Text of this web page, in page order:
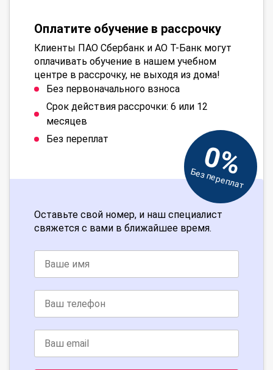
Оплатите обучение в рассрочку
Клиенты ПАО Сбербанк и АО Т-Банк могут
оплачивать обучение в нашем учебном
центре в рассрочку, не выходя из дома!
Без первоначального взноса
Срок действия рассрочки: 6 или 12
месяцев
Без переплат
0%
Без переплат
Оставьте свой номер, и наш специалист
свяжется с вами в ближайшее время.